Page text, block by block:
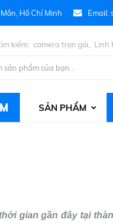
Hồ Chí Minh Email:
kiếm: camera trọn gói Linh
SẢN PHẨM
gian gần đây tại